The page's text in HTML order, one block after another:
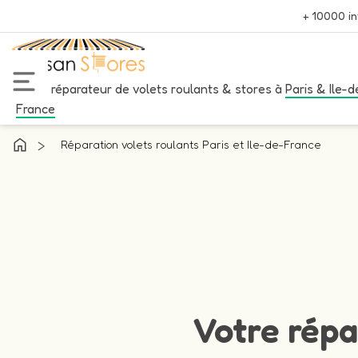
+ 10000
Votre réparateur de volets roulants & stores à Paris & Ile-
France
> Réparation volets roulants Paris et Ile-de-France
Votre